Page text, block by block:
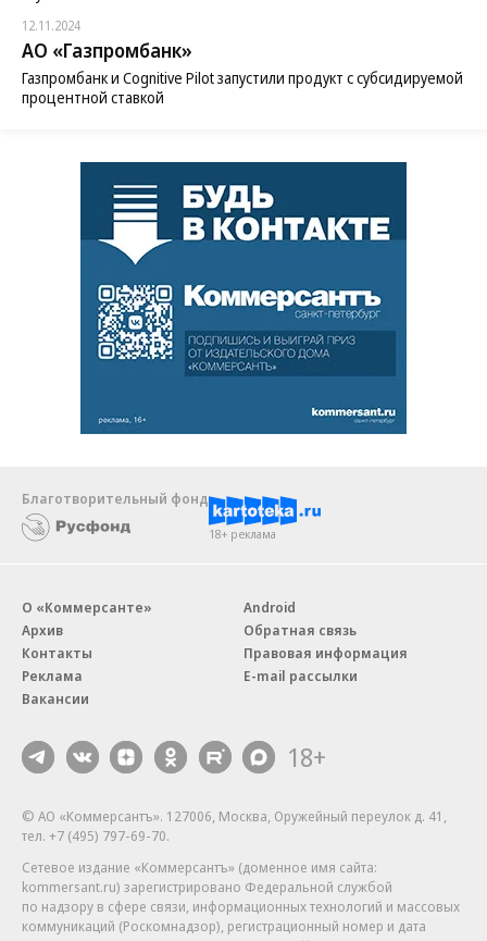
12.11.2024
АО «Газпромбанк»
Газпромбанк и Cognitive Pilot запустили продукт с субсидируемой
процентной ставкой
Благотворительный фонд
18+ реклама
О «Коммерсанте»
Архив
Контакты
Реклама
Вакансии
Android
Обратная связь
Правовая информация
E-mail рассылки
18+
© АО «Коммерсантъ». 127006, Москва, Оружейный переулок д. 41,
тел. +7 (495) 797-69-70.
Сетевое издание «Коммерсантъ» (доменное имя сайта:
kommersant.ru) зарегистрировано Федеральной службой
по надзору в сфере связи, информационных технологий и массовых
коммуникаций (Роскомнадзор), регистрационный номер и дата